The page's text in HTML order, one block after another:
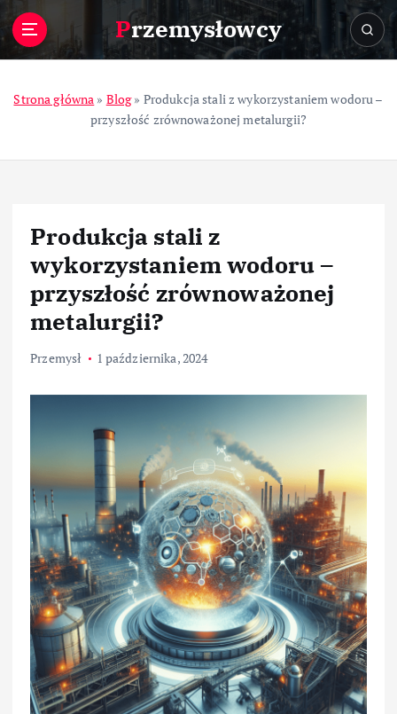
Przemysłowcy
Strona główna » Blog» Produkcja stali z wykorzystaniem wodoru –
przyszłość zrównoważonej metalurgii?
Produkcja stali z
wykorzystaniem wodoru –
przyszłość zrównoważonej
metalurgii?
Przemysł 1 października, 2024